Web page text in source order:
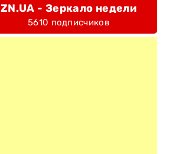
ZN.UA - Зеркало недели
5610 подписчиков